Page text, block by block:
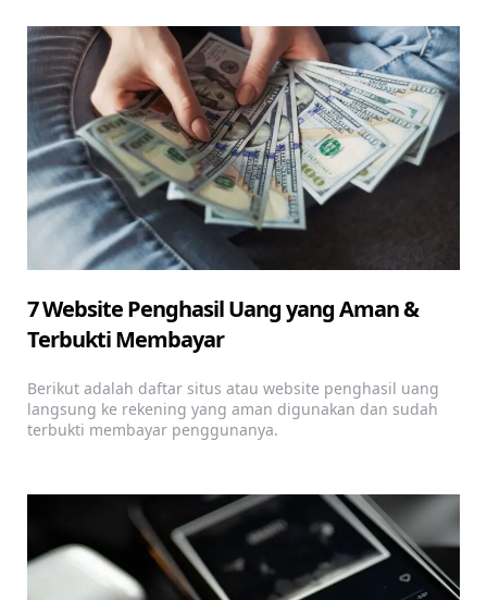
7 Website Penghasil Uang yang Aman &
Terbukti Membayar
Berikut adalah daftar situs atau website penghasil uang
langsung ke rekening yang aman digunakan dan sudah
terbukti membayar penggunanya.